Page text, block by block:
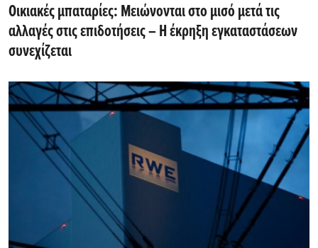
Οικιακές μπαταρίες: Μειώνονται στο μισό μετά τις
αλλαγές στις επιδοτήσεις – Η έκρηξη εγκαταστάσεων
συνεχίζεται